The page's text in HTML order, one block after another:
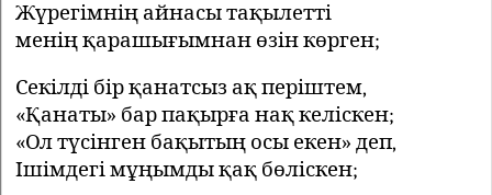
Жүрегімнің айнасы тақылетті
менің қарашығымнан өзін көрген;
Секілді бір қанатсыз ақ періштем,
«Қанаты» бар пақырға нақ келіскен;
«Ол түсінген бақытың осы екен» деп,
Ішімдегі мұңымды қақ бөліскен;